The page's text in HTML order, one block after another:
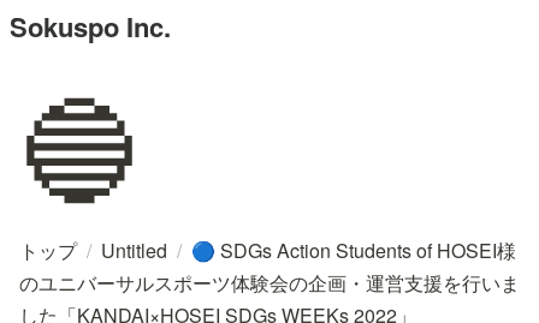
Sokuspo Inc.
🔵
トップ / Untitled / 🔵 SDGs Action Students of HOSEI様
のユニバーサルスポーツ体験会の企画・運営支援を行いま
した「KANDAI×HOSEI SDGs WEEKs 2022」